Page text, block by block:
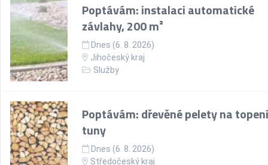
Poptávám: instalaci automatické
závlahy, 200 m²
Dnes (6. 8. 2026)
Jihočeský kraj
Služby
Poptávám: dřevěné pelety na
tuny
Dnes (6. 8. 2026)
Středočeský kraj